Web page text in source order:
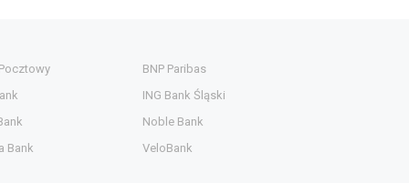
BNP Paribas
ING Bank Śląski
Noble Bank
Bank
VeloBank